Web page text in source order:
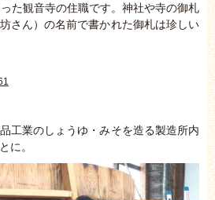
た観音寺の住職です。神社や寺の御札
さん）の名前で書かれた御札は珍しい
工業のしょうゆ・みそを造る製造所内
に。